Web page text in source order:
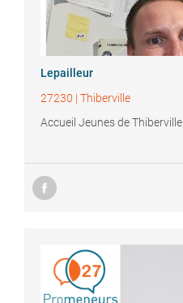
Lepailleur
27230 | Thiberville
Accueil Jeunes de Thiberville